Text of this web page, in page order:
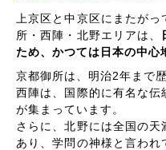
上京区と中京区にまたが
所・西陣・北野エリアは、
ため、かつては日本の中心
京都御所は、明治2年まで
西陣は、国際的に有名な
が集まっています。
さらに、北野には全国の
あり、学問の神様と言わ